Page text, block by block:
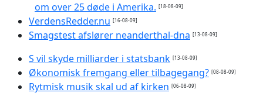
om over 25 døde i Amerika. [18-08-09]
VerdensRedder.nu [16-08-09]
Smagstest afslører neanderthal-dna [13-08-09]
S vil skyde milliarder i statsbank [13-08-09]
Økonomisk fremgang eller tilbagegang? [08-08-09]
Rytmisk musik skal ud af kirken [06-08-09]